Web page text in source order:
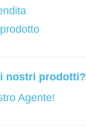
nostri prodotti?
Agente!